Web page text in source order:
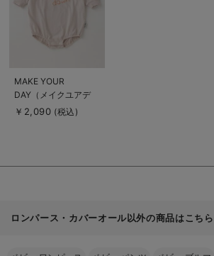
商
品
詳
を
MAKE YOUR
DAY（メイクユアデ
イ）ステッチ風ロゴプ
￥2,090 (税込)
ロンパース・カバーオール以外の商品はこちら